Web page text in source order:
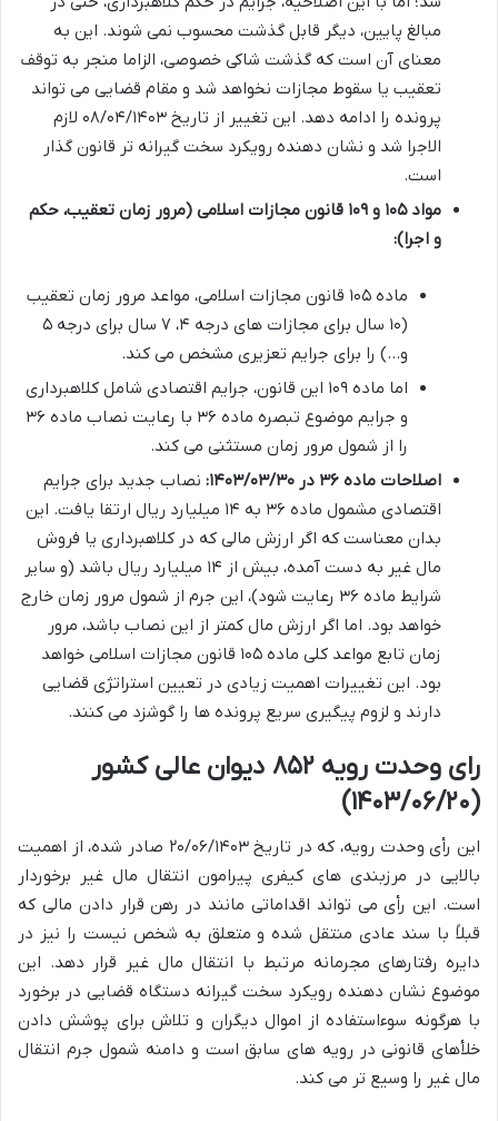
مبالغ پایین، دیگر قابل گذشت محسوب نمی شوند. این به
معنای آن است که گذشت شاکی خصوصی، الزاما منجر به توقف
تعقیب یا سقوط مجازات نخواهد شد و مقام قضایی می تواند
پرونده را ادامه دهد. این تغییر از تاریخ ۰۸/۰۴/۱۴۰۳ لازم
الاجرا شد و نشان دهنده رویکرد سخت گیرانه تر قانون گذار
است.
مواد ۱۰۵ و ۱۰۹ قانون مجازات اسلامی (مرور زمان تعقیب، حکم
و اجرا):
ماده ۱۰۵ قانون مجازات اسلامی، مواعد مرور زمان تعقیب
(۱۰ سال برای مجازات های درجه ۴، ۷ سال برای درجه ۵
و…) را برای جرایم تعزیری مشخص می کند.
اما ماده ۱۰۹ این قانون، جرایم اقتصادی شامل کلاهبرداری
و جرایم موضوع تبصره ماده ۳۶ با رعایت نصاب ماده ۳۶
را از شمول مرور زمان مستثنی می کند.
اصلاحات ماده ۳۶ در ۱۴۰۳/۰۳/۳۰:
نصاب جدید برای جرایم
اقتصادی مشمول ماده ۳۶ به ۱۴ میلیارد ریال ارتقا یافت. این
بدان معناست که اگر ارزش مالی که در کلاهبرداری یا فروش
مال غیر به دست آمده، بیش از ۱۴ میلیارد ریال باشد (و سایر
شرایط ماده ۳۶ رعایت شود)، این جرم از شمول مرور زمان خارج
خواهد بود. اما اگر ارزش مال کمتر از این نصاب باشد، مرور
زمان تابع مواعد کلی ماده ۱۰۵ قانون مجازات اسلامی خواهد
بود. این تغییرات اهمیت زیادی در تعیین استراتژی قضایی
دارند و لزوم پیگیری سریع پرونده ها را گوشزد می کنند.
رای وحدت رویه ۸۵۲ دیوان عالی کشور
(۱۴۰۳/۰۶/۲۰)
این رأی وحدت رویه، که در تاریخ ۲۰/۰۶/۱۴۰۳ صادر شده، از اهمیت
بالایی در مرزبندی های کیفری پیرامون انتقال مال غیر برخوردار
است. این رأی می تواند اقداماتی مانند در رهن قرار دادن مالی که
قبلاً با سند عادی منتقل شده و متعلق به شخص نیست را نیز در
دایره رفتارهای مجرمانه مرتبط با انتقال مال غیر قرار دهد. این
موضوع نشان دهنده رویکرد سخت گیرانه دستگاه قضایی در برخورد
با هرگونه سوءاستفاده از اموال دیگران و تلاش برای پوشش دادن
خلأهای قانونی در رویه های سابق است و دامنه شمول جرم انتقال
مال غیر را وسیع تر می کند.